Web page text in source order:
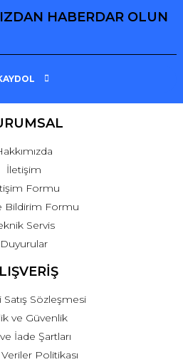
HABERDAR OLUN
İletişim
Formu
Bildirim Formu
Servis
Duyurular
Satış Sözleşmesi
ve Güvenlik
İade Şartları
Politikası